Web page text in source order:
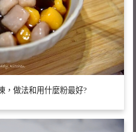
，做法和用什麼粉最好?